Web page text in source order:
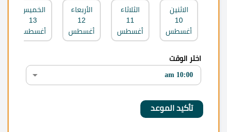
الاثنين
10
أغسطس
الثلاثاء
11
أغسطس
الأربعاء
12
أغسطس
الخميس
13
أغسطس
اختر الوقت